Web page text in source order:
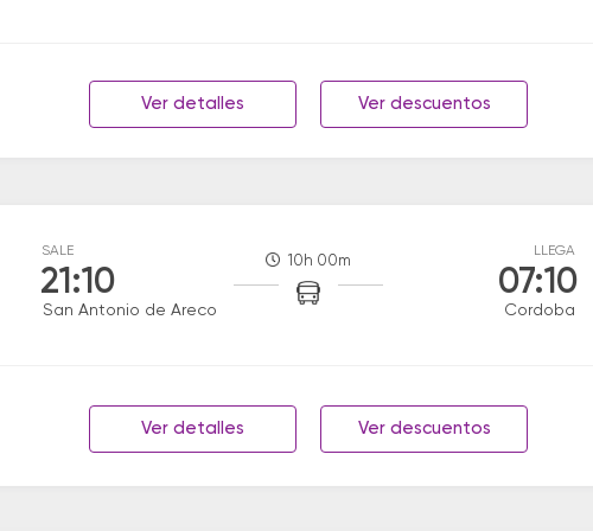
Ver detalles Ver descuentos
SALE
21:10
San Antonio de Areco
10h 00m
LLEGA
07:10
Cordoba
Ver detalles Ver descuentos